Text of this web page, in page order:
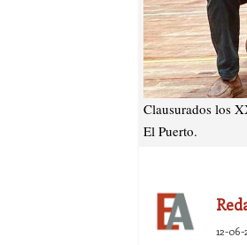
Clausurados los
El Puerto.
12-06-